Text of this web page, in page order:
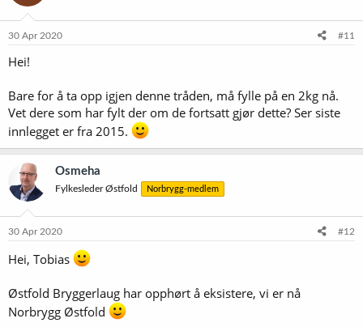
30 Apr 2020 #11
Hei!
Bare for å ta opp igjen denne tråden, må fylle på en 2kg nå.
Vet dere som har fylt der om de fortsatt gjør dette? Ser siste
innlegget er fra 2015.
Osmeha
Fylkesleder Østfold Norbrygg-medlem
30 Apr 2020 #12
Hei, Tobias
Østfold Bryggerlaug har opphørt å eksistere, vi er nå
Norbrygg Østfold